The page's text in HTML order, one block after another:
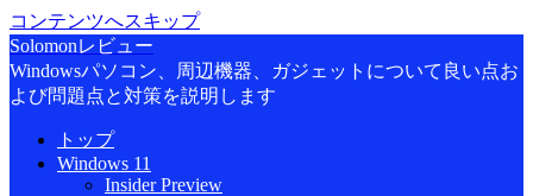
コンテンツへスキップ
Solomonレビュー
Windowsパソコン、周辺機器、ガジェットについて良い点お
よび問題点と対策を説明します
トップ
Windows 11
Insider Preview